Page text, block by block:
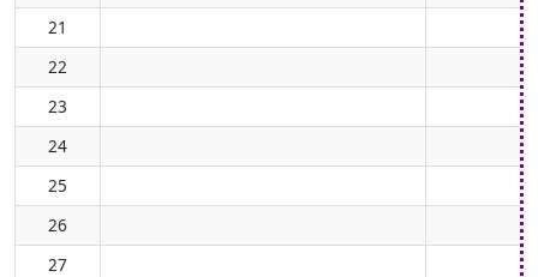
21
22
23
24
25
26
27